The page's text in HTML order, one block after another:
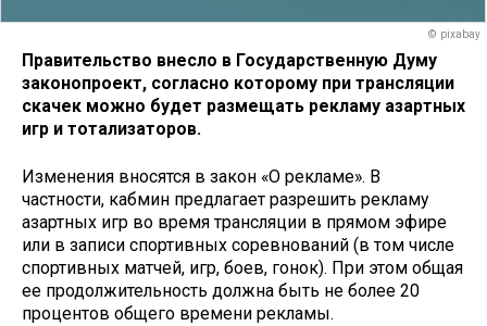
© pixabay
Правительство внесло в Государственную Думу
законопроект, согласно которому при трансляции
скачек можно будет размещать рекламу азартных
игр и тотализаторов.
Изменения вносятся в закон «О рекламе». В
частности, кабмин предлагает разрешить рекламу
азартных игр во время трансляции в прямом эфире
или в записи спортивных соревнований (в том числе
спортивных матчей, игр, боев, гонок). При этом общая
ее продолжительность должна быть не более 20
процентов общего времени рекламы.